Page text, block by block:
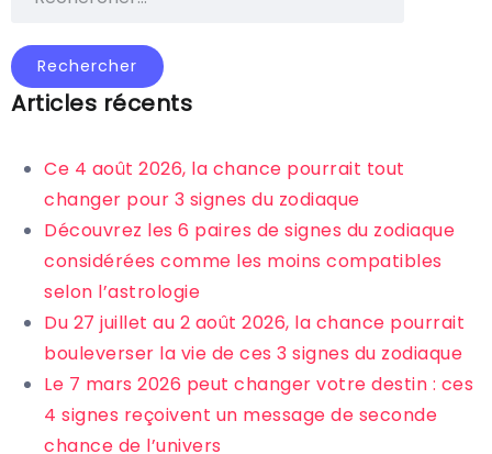
Articles récents
Ce 4 août 2026, la chance pourrait tout
changer pour 3 signes du zodiaque
Découvrez les 6 paires de signes du zodiaque
considérées comme les moins compatibles
selon l’astrologie
Du 27 juillet au 2 août 2026, la chance pourrait
bouleverser la vie de ces 3 signes du zodiaque
Le 7 mars 2026 peut changer votre destin : ces
4 signes reçoivent un message de seconde
chance de l’univers